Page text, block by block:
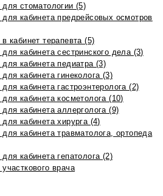
для стоматологии (5)
для кабинета предрейсовых осмотров
кабинет терапевта (5)
для кабинета сестринского дела (3)
для кабинета педиатра (3)
кабинета гинеколога (3)
кабинета гастроэнтеролога (2)
для кабинета косметолога (10)
для кабинета аллерголога (9)
для кабинета хирурга (4)
для кабинета травматолога, ортопеда
кабинета гепатолога (2)
врача